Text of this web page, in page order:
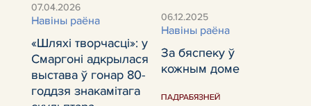
07.04.2026
Навiны раёна
«Шляхі творчасці»: у
Смаргоні адкрылася
выстава ў гонар 80-
годдзя знакамітага
06.12.2025
Навiны раёна
За бяспеку ў
кожным доме
ПАДРАБЯЗНЕЙ